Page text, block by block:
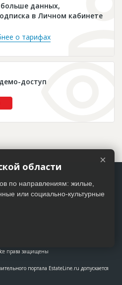
данных,
в Личном кабинете
о тарифах
доступ
права защищены
портала EstateLine.ru допускается
×
области
по направлениям: жилые,
или социально-культурные